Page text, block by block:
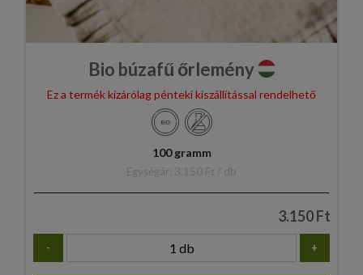
Bio búzafű őrlemény
Ez a termék kizárólag pénteki kiszállítással rendelhető
100 gramm
Egységár: 3.150 Ft / db
3.150 Ft
- +